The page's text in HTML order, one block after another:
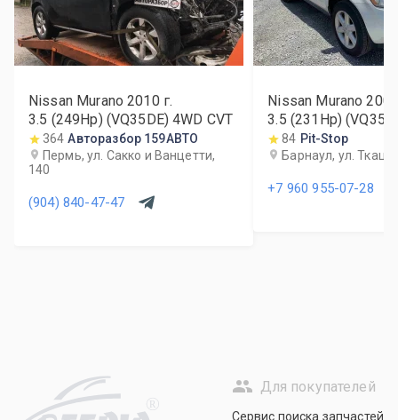
Nissan Murano 2010г.
3.5 (249Hp) (VQ35DE) 4WD CVT
364 Авторазбор 159АВТО
Пермь, ул. Сакко и Ванцетти,
140
(904) 840-47-47
Nissan Murano
3.5 (231Hp)
84 Pit-Stop
Барнаул, ул.
+7 960 955-07-28
R
Для покупателей
Сервис поиска запчастей